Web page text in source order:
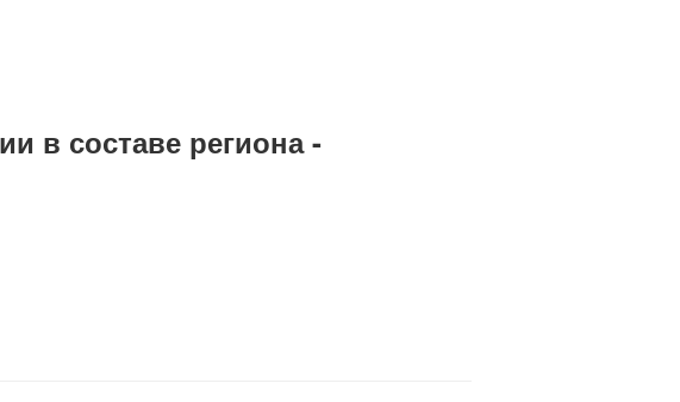
в составе региона -